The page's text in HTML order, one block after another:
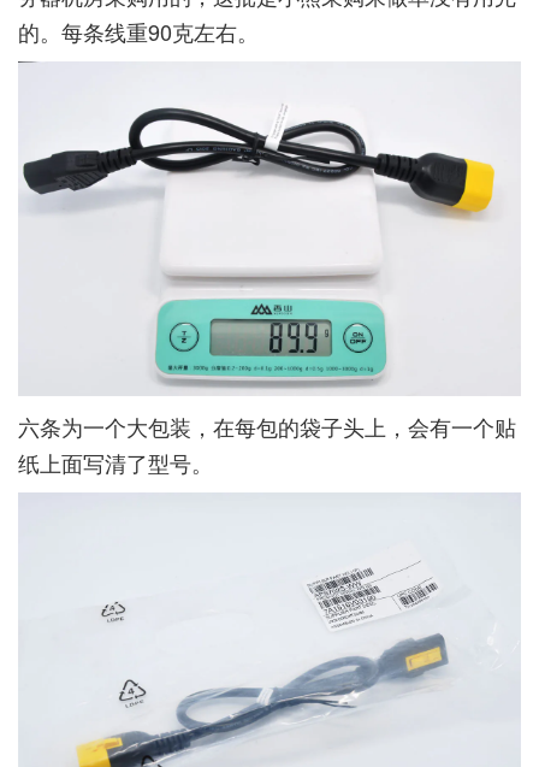
的。每条线重90克左右。
六条为一个大包装，在每包的袋子头上，会有一个贴
纸上面写清了型号。